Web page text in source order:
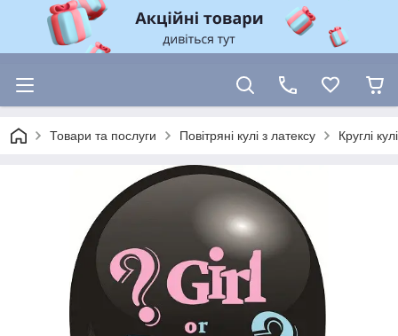
Товари та послуги Повітряні кулі з латексу Круглі